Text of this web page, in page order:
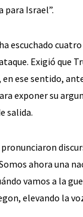
para Israel”.
escuchado
Exigió que
en ese sentido,
exponer su
salida.
ahora una
vamos a la
elevando la